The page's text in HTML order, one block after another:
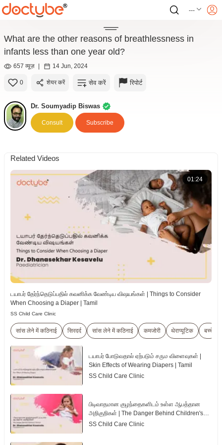
---
What are the other reasons of breathlessness in
infants less than one year old?
657 व्यूज़ | 14 Jun, 2024
0 शेयर करें सेव करें रिपोर्ट
Dr. Soumyadip Biswas
Consult Subscribe
Related Videos
01:24
டயாபர் தேர்ந்தெடுப்பதில் கவனிக்க வேண்டிய விஷயங்கள் | Things to Consider
When Choosing a Diaper | Tamil
SS Child Care Clinic
सांस लेने में कठिनाई सिरदर्द सांस लेने में कठिनाई कमजोरी थेराप्यूटिक बच्चे
டயாபர் போடுவதால் ஏற்படும் சரும விளைவுகள் |
Skin Effects of Wearing Diapers | Tamil
SS Child Care Clinic
பிடிவாதமான குழந்தைகளிடம் உள்ள ஆபத்தான
அறிகுறிகள் | The Danger Behind Children's
Tantrum | Tamil
SS Child Care Clinic